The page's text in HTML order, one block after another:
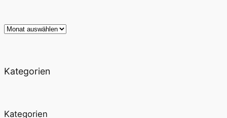
Archiv
Kategorien
Kategorien